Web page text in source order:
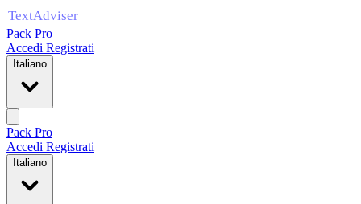
Pack Pro
Accedi Registrati
Italiano
Pack Pro
Accedi Registrati
Italiano